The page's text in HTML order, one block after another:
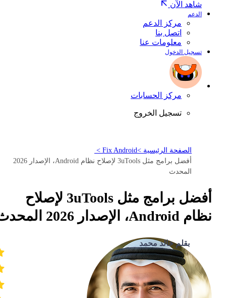
شاهد الآن
الدعم
مركز الدعم
اتصل بنا
معلومات عنا
تسجيل الدخول
مركز الحسابات
تسجيل الخروج
الصفحة الرئيسية >Fix Android >
أفضل برامج مثل 3uTools لإصلاح نظام Android، الإصدار 2026
المحدث
أفضل برامج مثل 3uTools لإصلاح
نظام Android، الإصدار 2026 المحدث
بقلم خالد محمد